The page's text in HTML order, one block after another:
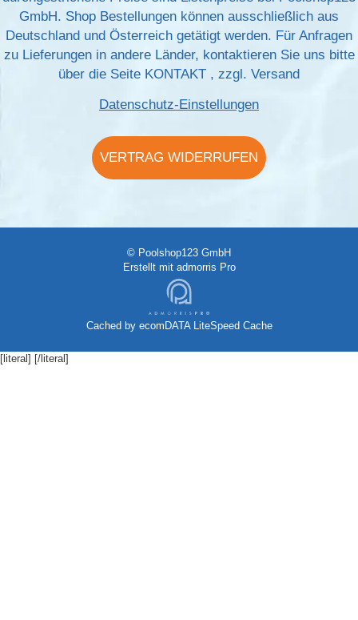
GmbH. Shop Bestellungen können ausschließlich aus
Deutschland und Österreich getätigt werden. Für Anfragen
zu Lieferungen in andere Länder, kontaktieren Sie uns bitte
über die Seite KONTAKT , zzgl. Versand
Datenschutz-Einstellungen
VERTRAG WIDERRUFEN
© Poolshop123 GmbH
Erstellt mit admorris Pro
Cached by ecomDATA LiteSpeed Cache
[literal] [/literal]